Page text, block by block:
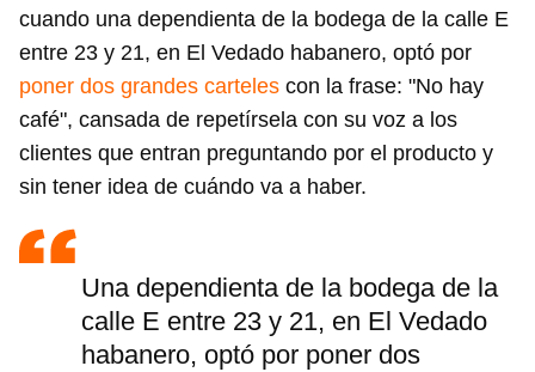
cuando una dependienta de la bodega de la calle E
entre 23 y 21, en El Vedado habanero, optó por
poner dos grandes carteles con la frase: "No hay
café", cansada de repetírsela con su voz a los
clientes que entran preguntando por el producto y
sin tener idea de cuándo va a haber.
Una dependienta de la bodega de la
calle E entre 23 y 21, en El Vedado
habanero, optó por poner dos